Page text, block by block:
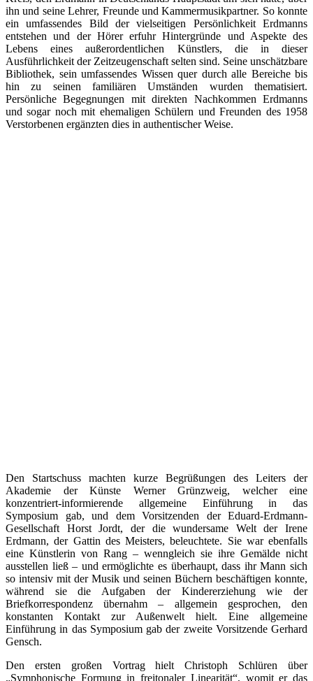
ihn und seine Lehrer, Freunde und Kammermusikpartner. So konnte
ein umfassendes Bild der vielseitigen Persönlichkeit Erdmanns
entstehen und der Hörer erfuhr Hintergründe und Aspekte des
Lebens eines außerordentlichen Künstlers, die in dieser
Ausführlichkeit der Zeitzeugenschaft selten sind. Seine unschätzbare
Bibliothek, sein umfassendes Wissen quer durch alle Bereiche bis
hin zu seinen familiären Umständen wurden thematisiert.
Persönliche Begegnungen mit direkten Nachkommen Erdmanns
und sogar noch mit ehemaligen Schülern und Freunden des 1958
Verstorbenen ergänzten dies in authentischer Weise.
Den Startschuss machten kurze Begrüßungen des Leiters der
Akademie der Künste Werner Grünzweig, welcher eine
konzentriert-informierende allgemeine Einführung in das
Symposium gab, und dem Vorsitzenden der Eduard-Erdmann-
Gesellschaft Horst Jordt, der die wundersame Welt der Irene
Erdmann, der Gattin des Meisters, beleuchtete. Sie war ebenfalls
eine Künstlerin von Rang – wenngleich sie ihre Gemälde nicht
ausstellen ließ – und ermöglichte es überhaupt, dass ihr Mann sich
so intensiv mit der Musik und seinen Büchern beschäftigen konnte,
während sie die Aufgaben der Kindererziehung wie der
Briefkorrespondenz übernahm – allgemein gesprochen, den
konstanten Kontakt zur Außenwelt hielt. Eine allgemeine
Einführung in das Symposium gab der zweite Vorsitzende Gerhard
Gensch.
Den ersten großen Vortrag hielt Christoph Schlüren über
„Symphonische Formung in freitonaler Linearität“, womit er das